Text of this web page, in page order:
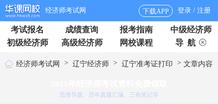
经济师考试网 下载APP 登录 / 注册
考试报名 成绩查询 报考指南
中级经济师
初级经济师
高级经济师 网校课程 导 航
经济师考试网 > 辽宁经济师 > 辽宁准考证打印 > 文章内容
思维导题、历年真题汇编、三色笔记等